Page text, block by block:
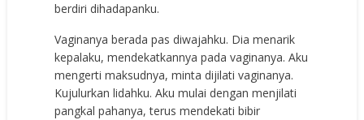
berdiri dihadapanku.
Vaginanya berada pas diwajahku. Dia menarik
kepalaku, mendekatkannya pada vaginanya. Aku
mengerti maksudnya, minta dijilati vaginanya.
Kujulurkan lidahku. Aku mulai dengan menjilati
pangkal pahanya, terus mendekati bibir